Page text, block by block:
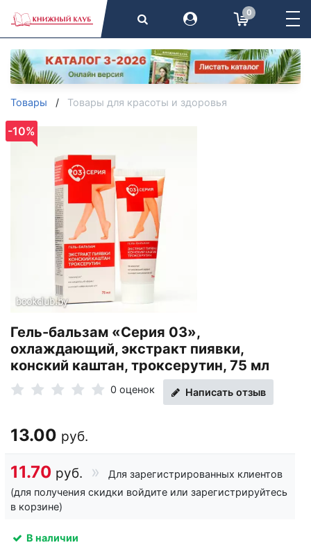
0
Товары Товары для красоты и здоровья
-10%
Гель-бальзам «Серия 03»,
охлаждающий, экстракт пиявки,
конский каштан, троксерутин, 75 мл
0 оценок Написать отзыв
13.00 руб.
11.70 руб.
Для зарегистрированных клиентов
(для получения скидки войдите или зарегистрируйтесь
в корзине)
В наличии